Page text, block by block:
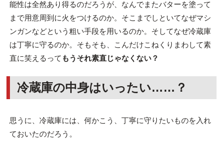
能性は全然あり得るのだろうが、なんでまたバターを塗って
まで用意周到に火をつけるのか。そこまでしといてなぜマシ
ンガンなどという粗い手段を用いるのか。そしてなぜ冷蔵庫
は丁寧に守るのか。そもそも、こんだけこねくりまわして素
直に笑えるって もうそれ素直じゃなくない？
冷蔵庫の中身はいったい……？
思うに、冷蔵庫には、何かこう、丁寧に守りたいものを入れ
ておいたのだろう。